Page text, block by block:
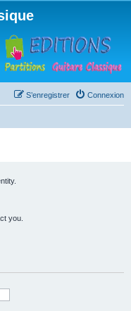
Connexion
S’enregistrer
you.